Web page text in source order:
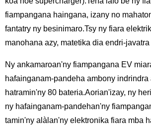
fiampangana haingana, izany no
fantatry ny besinimaro.Tsy ny fiara
manohana azy, matetika dia endri-
Ny ankamaroan'ny fiampangana EV
hafainganam-pandeha ambony indrindra
hatramin'ny 80 bateria.Aorian'izay, ny
ny hafainganam-pandehan'ny
tamin'ny alàlan'ny elektronika fiara mba